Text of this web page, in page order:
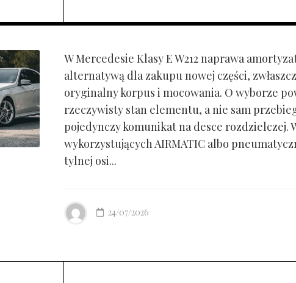
W Mercedesie Klasy E W212 naprawa
alternatywą dla zakupu nowej części,
oryginalny korpus i mocowania. O wyborze
rzeczywisty stan elementu, a nie sam
pojedynczy komunikat na desce rozdzielczej.
wykorzystujących AIRMATIC albo
tylnej osi...
24/07/2026